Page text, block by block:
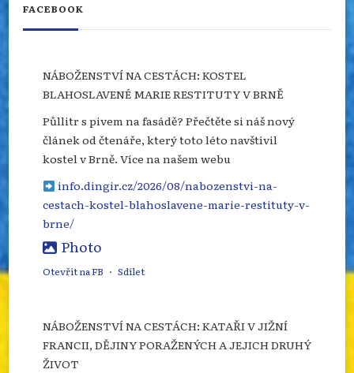
FACEBOOK
NÁBOŽENSTVÍ NA CESTÁCH: KOSTEL
BLAHOSLAVENÉ MARIE RESTITUTY V BRNĚ
Půllitr s pivem na fasádě? Přečtěte si náš nový
článek od čtenáře, který toto léto navštívil
kostel v Brně. Více na našem webu
info.dingir.cz/2026/08/nabozenstvi-na-
cestach-kostel-blahoslavene-marie-restituty-v-
brne/
Photo
Otevřít na FB · Sdílet
NÁBOŽENSTVÍ NA CESTÁCH: KATAŘI V JIŽNÍ
FRANCII, DĚJINY PORAŽENÝCH A JEJICH DRUHÝ
ŽIVOT